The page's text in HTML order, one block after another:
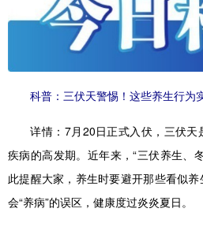
科普：三伏天警惕！这些养生行为
详情： 7月20日正式入伏，三伏
疾病的高发期。近年来，“三伏养生、
此提醒大家，养生时要避开那些看似
会“养病”的误区，健康度过炎炎夏日。